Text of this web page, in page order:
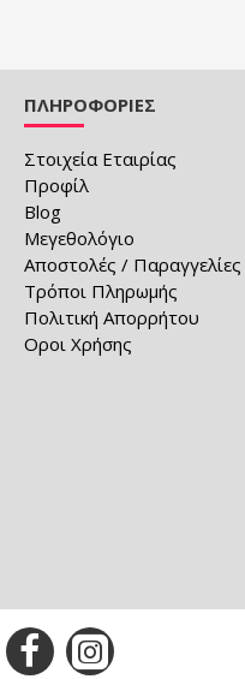
ΠΛΗΡΟΦΟΡΙΕΣ
Στοιχεία Εταιρίας
Προφίλ
Blog
Μεγεθολόγιο
Αποστολές / Παραγγελίες
Τρόποι Πληρωμής
Πολιτική Απορρήτου
Οροι Χρήσης